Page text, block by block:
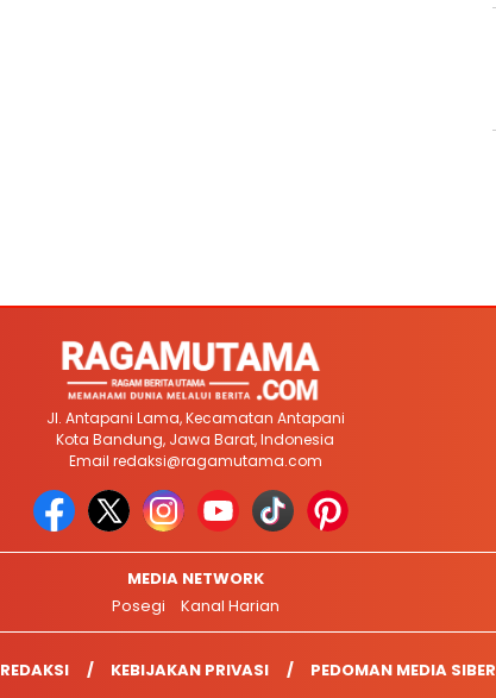
Jl. Antapani Lama, Kecamatan Antapani
Kota Bandung, Jawa Barat, Indonesia
Email redaksi@ragamutama.com
MEDIA NETWORK
Posegi
Kanal Harian
REDAKSI KEBIJAKAN PRIVASI PEDOMAN MEDIA SIBER